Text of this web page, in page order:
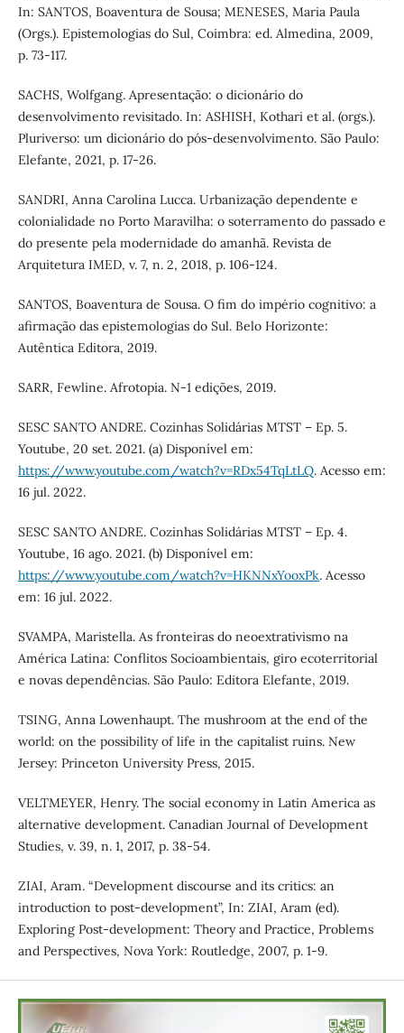
In: SANTOS, Boaventura de Sousa; MENESES, Maria Paula
(Orgs.). Epistemologias do Sul, Coimbra: ed. Almedina, 2009,
p. 73-117.
SACHS, Wolfgang. Apresentação: o dicionário do
desenvolvimento revisitado. In: ASHISH, Kothari et al. (orgs.).
Pluriverso: um dicionário do pós-desenvolvimento. São Paulo:
Elefante, 2021, p. 17-26.
SANDRI, Anna Carolina Lucca. Urbanização dependente e
colonialidade no Porto Maravilha: o soterramento do passado e
do presente pela modernidade do amanhã. Revista de
Arquitetura IMED, v. 7, n. 2, 2018, p. 106-124.
SANTOS, Boaventura de Sousa. O fim do império cognitivo: a
afirmação das epistemologias do Sul. Belo Horizonte:
Autêntica Editora, 2019.
SARR, Fewline. Afrotopia. N-1 edições, 2019.
SESC SANTO ANDRE. Cozinhas Solidárias MTST – Ep. 5.
Youtube, 20 set. 2021. (a) Disponível em:
https://www.youtube.com/watch?v=RDx54TqLtLQ. Acesso em:
16 jul. 2022.
SESC SANTO ANDRE. Cozinhas Solidárias MTST – Ep. 4.
Youtube, 16 ago. 2021. (b) Disponível em:
https://www.youtube.com/watch?v=HKNNxYooxPk. Acesso
em: 16 jul. 2022.
SVAMPA, Maristella. As fronteiras do neoextrativismo na
América Latina: Conflitos Socioambientais, giro ecoterritorial
e novas dependências. São Paulo: Editora Elefante, 2019.
TSING, Anna Lowenhaupt. The mushroom at the end of the
world: on the possibility of life in the capitalist ruins. New
Jersey: Princeton University Press, 2015.
VELTMEYER, Henry. The social economy in Latin America as
alternative development. Canadian Journal of Development
Studies, v. 39, n. 1, 2017, p. 38-54.
ZIAI, Aram. “Development discourse and its critics: an
introduction to post-development”, In: ZIAI, Aram (ed).
Exploring Post-development: Theory and Practice, Problems
and Perspectives, Nova York: Routledge, 2007, p. 1-9.